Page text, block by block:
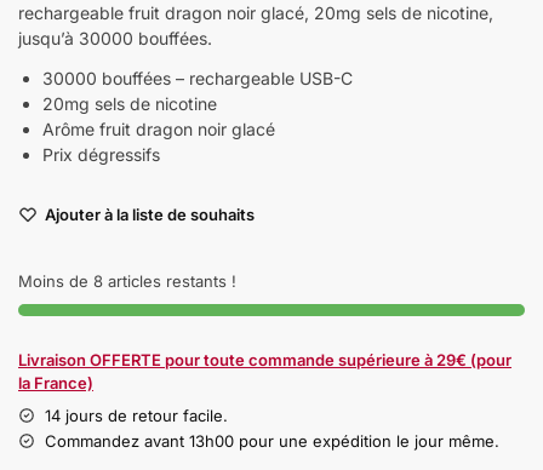
rechargeable fruit dragon noir glacé, 20mg sels de nicotine,
jusqu’à 30000 bouffées.
30000 bouffées – rechargeable USB-C
20mg sels de nicotine
Arôme fruit dragon noir glacé
Prix dégressifs
Ajouter à la liste de souhaits
Moins de 8 articles restants !
Livraison OFFERTE pour toute commande supérieure à 29€ (pour
la France)
14 jours de retour facile.
Commandez avant 13h00 pour une expédition le jour même.